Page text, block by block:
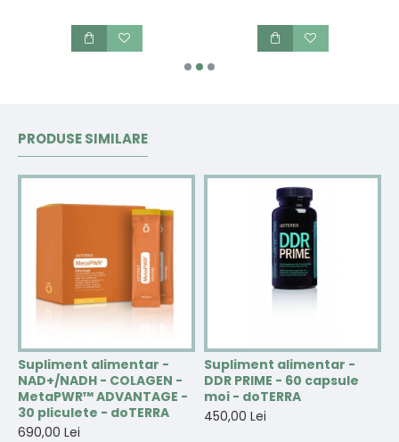
PRODUSE SIMILARE
Supliment alimentar -
NAD+/NADH - COLAGEN -
MetaPWR™ ADVANTAGE -
30 pliculete - doTERRA
690,00 Lei
Supliment alimentar -
DDR PRIME - 60 capsule
moi - doTERRA
450,00 Lei